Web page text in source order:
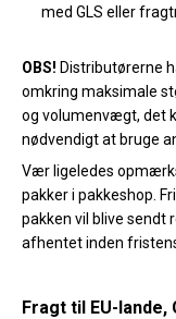
med GLS eller
OBS! Distributørerne
omkring maksimale
og volumenvægt, det
nødvendigt at bruge
Vær ligeledes
pakker i pakkeshop.
pakken vil blive sendt
afhentet inden
Fragt til EU-